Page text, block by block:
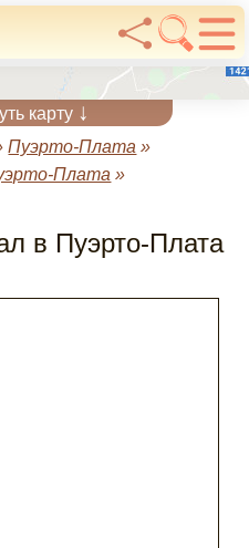
карту ↓
Пуэрто-Плата »
Плата »
в Пуэрто-Плата